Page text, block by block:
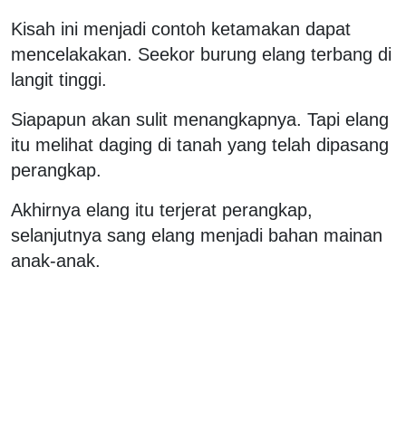
Kisah ini menjadi contoh ketamakan dapat
mencelakakan. Seekor burung elang terbang di
langit tinggi.
Siapapun akan sulit menangkapnya. Tapi elang
itu melihat daging di tanah yang telah dipasang
perangkap.
Akhirnya elang itu terjerat perangkap,
selanjutnya sang elang menjadi bahan mainan
anak-anak.